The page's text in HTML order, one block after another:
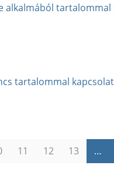
alkalmából tartalommal
tartalommal
11 12 13 …